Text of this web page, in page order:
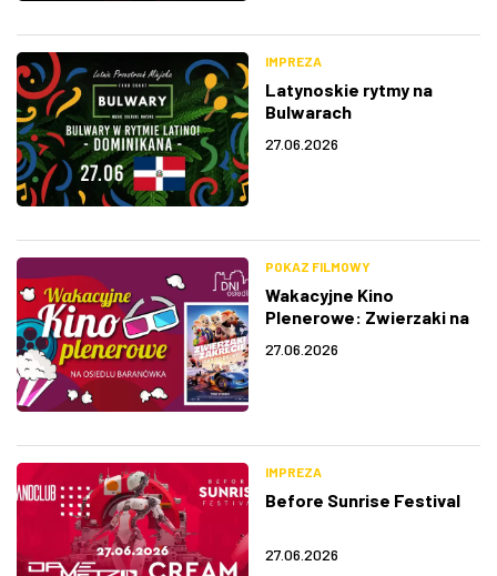
IMPREZA
Latynoskie rytmy na
Bulwarach
27.06.2026
POKAZ FILMOWY
Wakacyjne Kino
Plenerowe: Zwierzaki na
27.06.2026
IMPREZA
Before Sunrise Festival
27.06.2026